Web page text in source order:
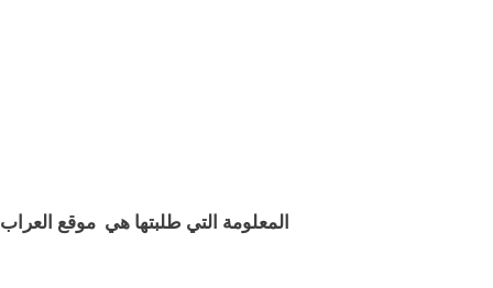
المعلومة التي طلبتها هي موقع العراب